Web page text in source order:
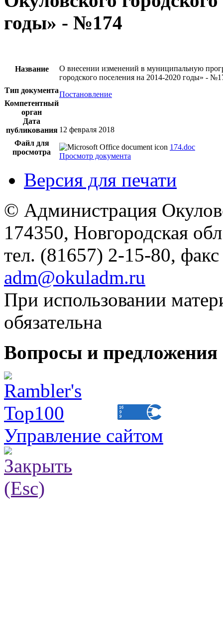
годы» - №174
Название
О внесении изменений в муниципальную
городского поселения на 2014-2020 годы» -
Тип документаПостановление
Компетентный
орган
Дата
публикования 12 февраля 2018
Файл для
просмотра
174.doc
Просмотр документа
Версия для печати
© Администрация
174350, Новгородская
тел. (81657) 2-15-80,
adm@okuladm.ru
При использовании
обязательна
Вопросы и
Управление сайтом